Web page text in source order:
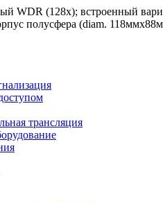
WDR (128x); встроенный
полусфера (diam.
трансляция